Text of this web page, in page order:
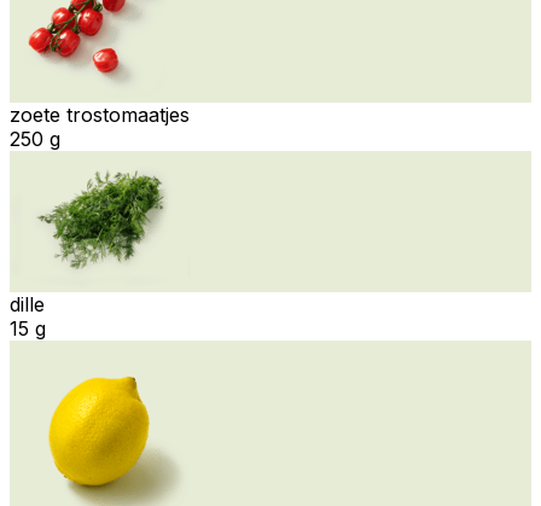
zoete trostomaatjes
250 g
dille
15 g